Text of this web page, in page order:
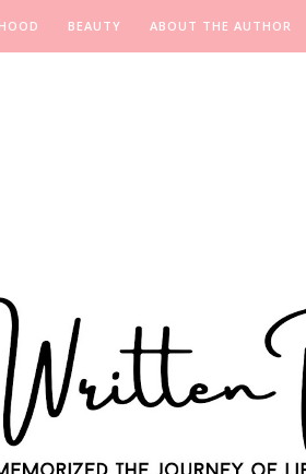
BEAUTY ABOUT THE AUTHOR